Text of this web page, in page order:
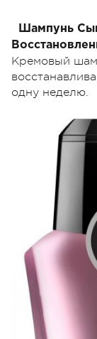
Шампунь
Кремовый
одну неделю.